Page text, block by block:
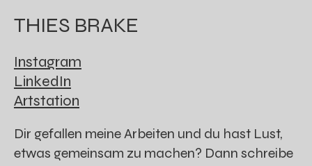
THIES BRAKE
Instagram
LinkedIn
Artstation
Dir gefallen meine Arbeiten und du hast Lust,
etwas gemeinsam zu machen? Dann schreibe